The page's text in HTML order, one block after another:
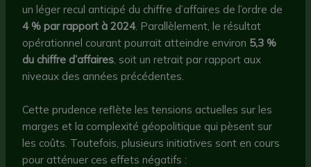
un léger recul anticipé du chiffre d’affaires de l’ordre de
4 % par rapport à 2024. Parallèlement, le résultat
opérationnel courant pourrait atteindre environ 5,3 %
du chiffre d’affaires , soit un retrait par rapport aux
niveaux des années précédentes.
Cette prudence reflète les tensions actuelles sur les
marges et la complexité géopolitique qui pèsent sur
les coûts. Toutefois, plusieurs initiatives sont en cours
pour atténuer ces effets négatifs :